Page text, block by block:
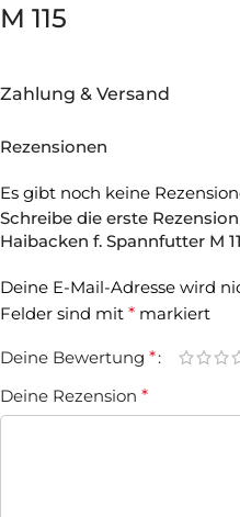
M 115
Zahlung & Versand
Rezensionen
Es gibt noch keine
Schreibe die erste
Haibacken f. Spannfutter M
Deine E-Mail-Adresse wird
Felder sind mit * markiert
Deine Bewertung *
Deine Rezension *